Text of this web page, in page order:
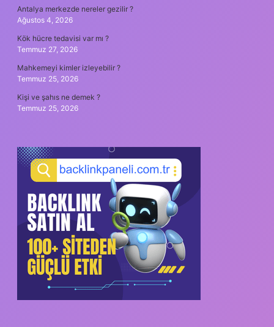
Antalya merkezde nereler gezilir ?
Ağustos 4, 2026
Kök hücre tedavisi var mı ?
Temmuz 27, 2026
Mahkemeyi kimler izleyebilir ?
Temmuz 25, 2026
Kişi ve şahıs ne demek ?
Temmuz 25, 2026